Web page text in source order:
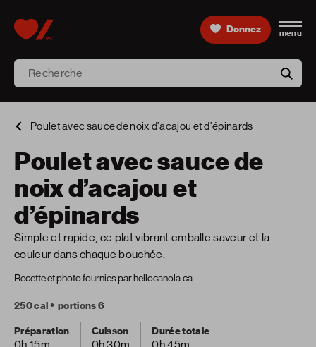
Donnez menu
Recherche
aria-
Poulet avec sauce de noix d’acajou et d’épinards
Poulet avec sauce de
noix d’acajou et
d’épinards
Simple et rapide, ce plat vibrant emballe saveur et la
couleur dans chaque bouchée.
Recette et photo fournies par hellocanola.ca
250 cal
portions 6
Préparation
Cuisson
Durée totale